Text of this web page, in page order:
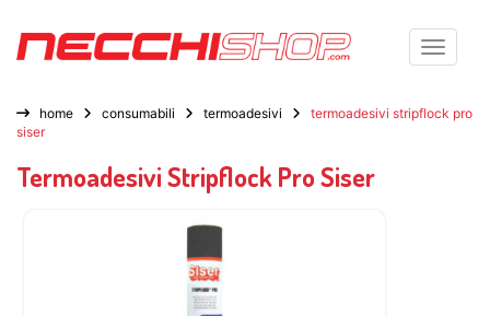
Toggle
home consumabili termoadesivi
termoadesivi stripflock pro
siser
Termoadesivi Stripflock Pro Siser